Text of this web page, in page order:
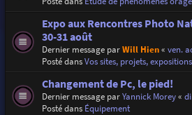
Expo aux Rencontres Photo
30-31 août
Dernier message parWill Hien« ven.
Posté dansVos sites, projets, expositions
Changement de Pc, le pied!
Dernier message parYannick Morey«
Posté dans Équipement